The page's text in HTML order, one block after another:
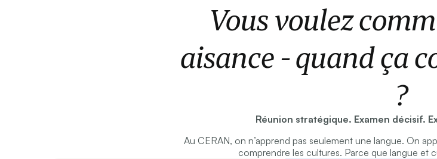
Vous voulez
aisance - quand ça
?
Réunion stratégique. Examen décisif.
Au CERAN, on n’apprend pas seulement une langue. On
comprendre les cultures. Parce que langue et